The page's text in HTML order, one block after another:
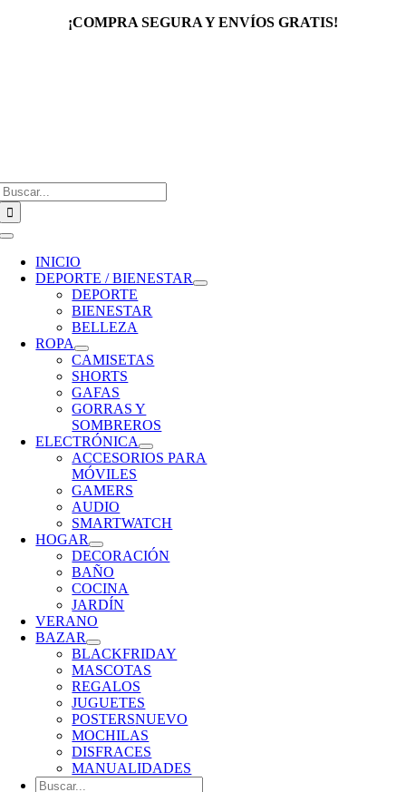
¡COMPRA SEGURA Y ENVÍOS GRATIS!
Toggle
Navigation
INICIO
DEPORTE / BIENESTAR
DEPORTE
BIENESTAR
BELLEZA
ROPA
CAMISETAS
SHORTS
GAFAS
GORRAS Y
SOMBREROS
ELECTRÓNICA
ACCESORIOS PARA
MÓVILES
GAMERS
AUDIO
SMARTWATCH
HOGAR
DECORACIÓN
BAÑO
COCINA
JARDÍN
VERANO
BAZAR
BLACKFRIDAY
MASCOTAS
REGALOS
JUGUETES
POSTERSNUEVO
MOCHILAS
DISFRACES
MANUALIDADES
Buscar: